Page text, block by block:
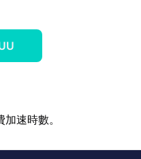
速時數。